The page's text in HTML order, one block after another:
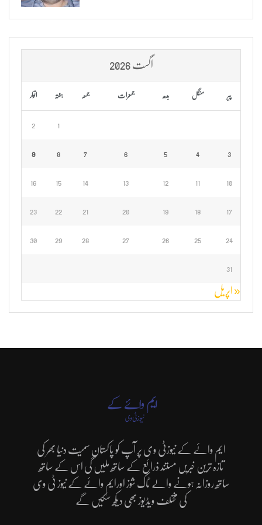
اگست 2026
پیر منگل بدھ جمعرات جمعہ ہفتہ اتوار
1
2
3
4
5
6
7
8
9
10
11
12
13
14
15
16
17
18
19
20
21
22
23
24
25
26
27
28
29
30
31
« اپریل
ایم وائے کے نیوزٹی وی پر آپ کو پاکستان سمیت دنیا بھر کی
تازہ ترین خبریں مستند ذرائع کے ساتھ ملیں گی اس کے ساتھ
ساتھ روزانہ ہونے والے ٹاک شوز اورایم وائے کے نیوز ٹی وی
کی مختلف ویڈیوز بھی دیکھ سکیں گے